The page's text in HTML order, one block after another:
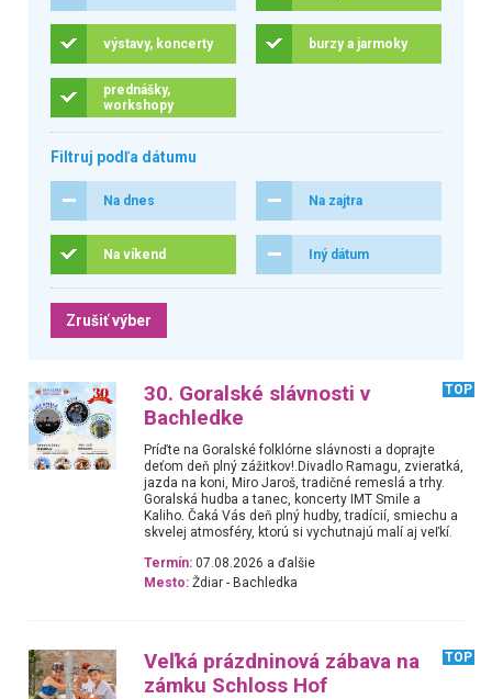
výstavy, koncerty burzy a jarmoky
prednášky,
workshopy
Filtruj podľa dátumu
Na dnes Na zajtra
Na víkend Iný dátum
Zrušiť výber
30. Goralské slávnosti v
Bachledke
TOP
Príďte na Goralské folklórne slávnosti a doprajte
deťom deň plný zážitkov!.Divadlo Ramagu, zvieratká,
jazda na koni, Miro Jaroš, tradičné remeslá a trhy.
Goralská hudba a tanec, koncerty IMT Smile a
Kaliho. Čaká Vás deň plný hudby, tradícií, smiechu a
skvelej atmosféry, ktorú si vychutnajú malí aj veľkí.
Termín: 07.08.2026 a ďalšie
Mesto: Ždiar - Bachledka
Veľká prázdninová zábava na
zámku Schloss Hof
TOP